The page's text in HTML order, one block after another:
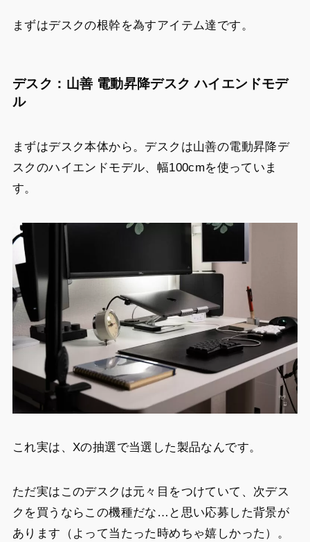
まずはデスクの根幹を為すアイテム達です。
デスク：山善 電動昇降デスク ハイエンドモデ
ル
まずはデスク本体から。デスクは山善の電動昇降デ
スクのハイエンドモデル、幅100cmを使っていま
す。
これ実は、Xの抽選で当選した製品なんです。
ただ実はこのデスクは元々目をつけていて、次デス
クを買うならこの機種だな…と思い応募した背景が
あります（よって当たった時めちゃ嬉しかった）。